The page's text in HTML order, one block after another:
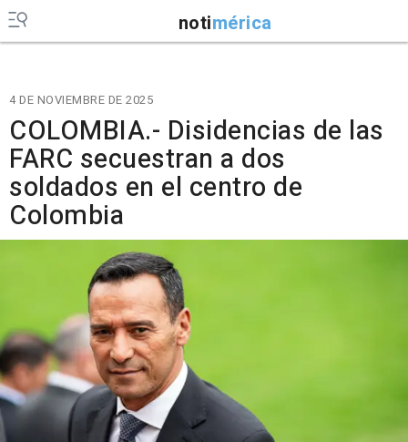
notimérica
4 DE NOVIEMBRE DE 2025
COLOMBIA.- Disidencias de las
FARC secuestran a dos
soldados en el centro de
Colombia